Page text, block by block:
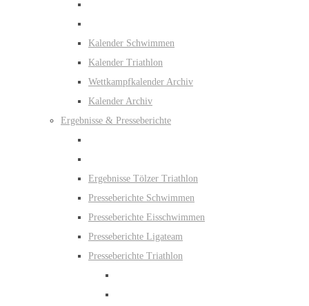
Kalender Schwimmen
Kalender Triathlon
Wettkampfkalender Archiv
Kalender Archiv
Ergebnisse & Presseberichte
Ergebnisse Tölzer Triathlon
Presseberichte Schwimmen
Presseberichte Eisschwimmen
Presseberichte Ligateam
Presseberichte Triathlon